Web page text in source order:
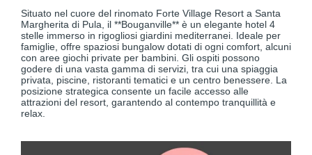
Situato nel cuore del rinomato Forte Village Resort a Santa
Margherita di Pula, il **Bouganville** è un elegante hotel 4
stelle immerso in rigogliosi giardini mediterranei. Ideale per
famiglie, offre spaziosi bungalow dotati di ogni comfort, alcuni
con aree giochi private per bambini. Gli ospiti possono
godere di una vasta gamma di servizi, tra cui una spiaggia
privata, piscine, ristoranti tematici e un centro benessere. La
posizione strategica consente un facile accesso alle
attrazioni del resort, garantendo al contempo tranquillità e
relax.